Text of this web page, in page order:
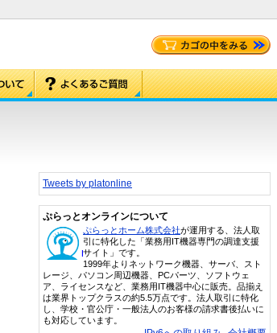
Tweets by platonline
ぷらっとオンラインについて
ぷらっとホーム株式会社が運用する、法人取
引に特化した「業務用IT機器専門の調達支援
サイト」です。
1999年よりネットワーク機器、サーバ、スト
レージ、パソコン周辺機器、PCパーツ、ソフトウェ
ア、ライセンスなど、業務用IT機器中心に販売。品揃え
は業界トップクラスの約5.5万点です。法人取引に特化
し、学校・官公庁・一般法人のお客様の請求書後払いに
も対応しています。